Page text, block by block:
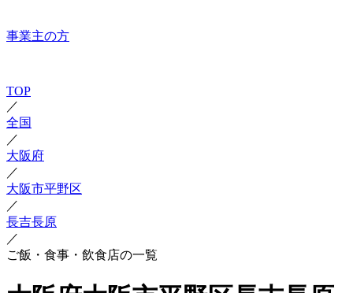
事業主の方
TOP
／
全国
／
大阪府
／
大阪市平野区
／
長吉長原
／
ご飯・食事・飲食店の一覧